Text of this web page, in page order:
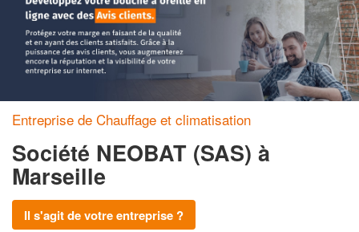
Entreprise de Chauffage et climatisation
Société NEOBAT (SAS) à
Marseille
Il s'agit de votre entreprise ?